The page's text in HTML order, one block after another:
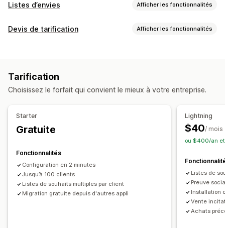
Listes d’envies Afficher les fonctionnalités
Types de listes
Gestion des listes
Partage social
Liens de partage
Tableau de bord
Ajout au panier
Personnalisation
Mises en page personnalisées
Icônes personnalisées
Multilingue
Alertes d’achat
Alertes de stock
Devis de tarification Afficher les fonctionnalités
Convertir le devis en commande
Devises multiples
Formulaire de devis
Notifications
Alertes administrateur Mises à jour de devis
Notifications par e-mail
Tarification
Choisissez le forfait qui convient le mieux à votre entreprise.
Starter
Gratuite
Fonctionnalités
Configuration en 2 minutes
Jusqu’à 100 clients
Listes de souhaits multiples par client
Migration gratuite depuis d'autres appli
Lightning
$40/ mois
ou $400/an et
Listes de
Preuve
Installation
Vente
Achats